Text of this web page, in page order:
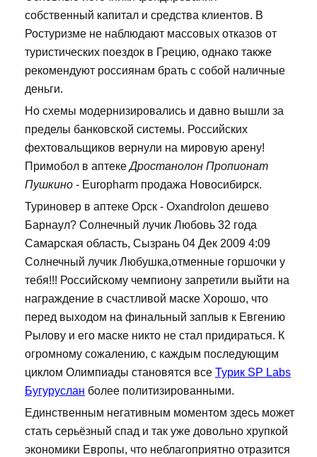
собственный капитал и средства клиентов. В
Ростуризме не наблюдают массовых отказов от
туристических поездок в Грецию, однако также
рекомендуют россиянам брать с собой наличные
деньги.
Но схемы модернизировались и давно вышли за
пределы банковской системы. Российских
фехтовальщиков вернули на мировую арену!
Примобол в аптекеДростанолон Пропионат
Пушкино - Europharm продажа Новосибирск.
Туриновер в аптеке Орск - Oxandrolon дешево
Барнаул? Солнечный лучик Любовь 32 года
Самарская область, Сызрань 04 Дек 2009 4:09
Солнечный лучик Любушка,отменные горшочки у
тебя!!! Российскому чемпиону запретили выйти на
награждение в счастливой маске Хорошо, что
перед выходом на финальный заплыв к Евгению
Рылову и его маске никто не стал придираться. К
огромному сожалению, с каждым последующим
циклом Олимпиады становятся все Турик SP Labs
Бугуруслан более политизированными.
Единственным негативным моментом здесь может
стать серьёзный спад и так уже довольно хрупкой
экономики Европы, что неблагоприятно отразится